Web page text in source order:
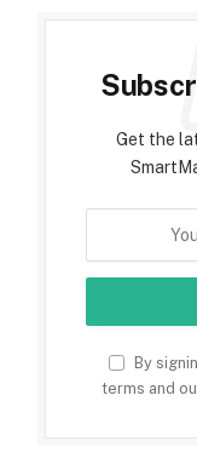
Get the
By
terms and